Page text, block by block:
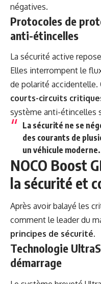
négatives.
Protocoles de
anti-étincelles
La sécurité active
Elles interrompent le
de polarité accidentelle.
courts-circuits
système anti-étincelles
La sécurité ne se
des courants de
un véhicule moderne.
NOCO Boost
la sécurité et
Après avoir balayé les
comment le leader du
principes de sécurité.
Technologie
démarrage